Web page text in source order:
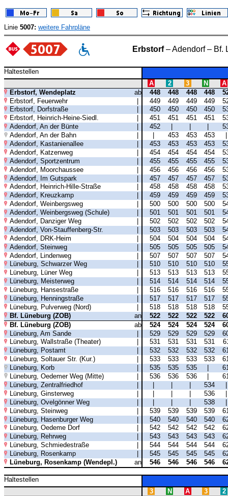
Linie 5007: weitere Fahrpläne
Erbstorf– Adendorf – Bf.
Haltestellen
A
2 3 N
A
Erbstorf, Wendeplatz
ab 448 448 448 448
Erbstorf, Feuerwehr
| 449 449 449 449
Erbstorf, Dorfstraße
450 450 450 450
Erbstorf, Heinrich-Heine-Siedl.
451 451 451 451
Adendorf, An der Bünte
452
Adendorf, An der Bahn
453 453 453
Adendorf, Kastanienallee
453 453 453 453
Adendorf, Katzenweg
454 454 454 454
Adendorf, Sportzentrum
455 455 455 455
Adendorf, Moorchaussee
| 456 456 456 456
Adendorf, Im Gutspark
| 457 457 457 457
Adendorf, Heinrich-Hille-Straße
458 458 458 458
Adendorf, Kreuzkamp
459 459 459 459
Adendorf, Weinbergsweg
500 500 500 500
Adendorf, Weinbergsweg (Schule)
501 501 501 501
Adendorf, Danziger Weg
502 502 502 502
Adendorf, Von-Stauffenberg-Str.
503 503 503 503
Adendorf, DRK-Heim
504 504 504 504
Adendorf, Steinweg
| 505 505 505 505
Adendorf, Lindenweg
| 507 507 507 507
Lüneburg, Schwarzer Weg
510 510 510 510
Lüneburg, Lüner Weg
513 513 513 513
Lüneburg, Meisterweg
514 514 514 514
Lüneburg, Hansestraße
516 516 516 516
Lüneburg, Henningstraße
517 517 517 517
Lüneburg, Pulverweg (Nord)
518 518 518 518
Bf. Lüneburg (ZOB)
an 522 522 522 522
Bf. Lüneburg (ZOB)
ab 524 524 524 524
Lüneburg, Am Sande
| 529 529 529 529
Lüneburg, Wallstraße (Theater)
531 531 531 531
Lüneburg, Postamt
532 532 532 532
Lüneburg, Soltauer Str. (Kur.)
533 533 533 533
Lüneburg, Korb
535 535 535
Lüneburg, Oedemer Weg (Mitte)
536 536 536
Lüneburg, Zentralfriedhof
534
Lüneburg, Ginsterweg
536
Lüneburg, Ovelgönner Weg
| | | | 538
Lüneburg, Steinweg
| 539 539 539 539
Lüneburg, Hasenburger Weg
| 540 540 540 540
Lüneburg, Oedeme Dorf
542 542 542 542
Lüneburg, Rehrweg
543 543 543 543
Lüneburg, Schmiedestraße
544 544 544 544
Lüneburg, Rosenkamp
545 545 545 545
Lüneburg, Rosenkamp (Wendepl.)
an 546 546 546 546
Haltestellen
3
N A 3
2